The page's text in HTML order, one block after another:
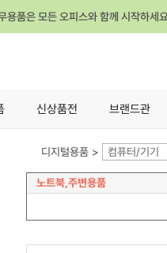
품은 모든 오피스와 함께 시작하세
신상품전 브랜드관
디지털용품 > 컴퓨터/기기
노트북,주변용품